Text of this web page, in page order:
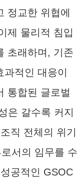
정교한 위협에
제 물리적 침입
초래하며, 기존
적인 대응이
통합된 글로벌
은 갈수록 커지
직 전체의 위기
서의 임무를 수
공적인 GSOC